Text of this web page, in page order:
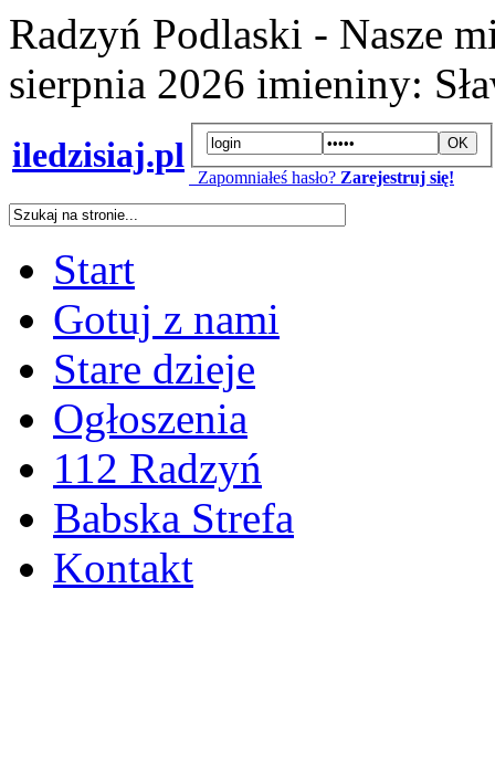
Radzyń Podlaski - Nasze
sierpnia 2026 imieniny:
iledzisiaj.pl
Zapomniałeś hasło? Zarejestruj się!
Start
Gotuj z nami
Stare dzieje
Ogłoszenia
112 Radzyń
Babska Strefa
Kontakt